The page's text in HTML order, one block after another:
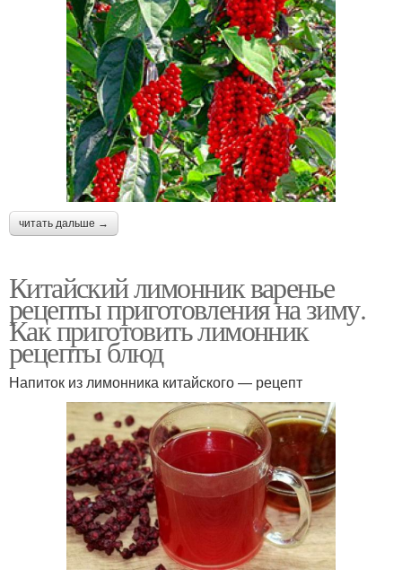
читать дальше →
Китайский лимонник варенье
рецепты приготовления на зиму.
Как приготовить лимонник
рецепты блюд
Напиток из лимонника китайского — рецепт